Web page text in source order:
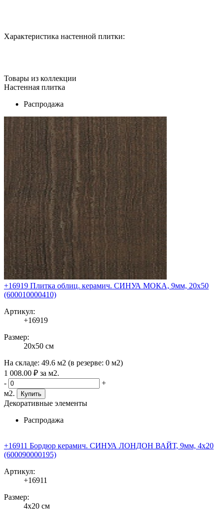
Характеристика настенной плитки:
Товары из коллекции
Настенная плитка
Распродажа
+16919 Плитка облиц. керамич. СИНУА МОКА, 9мм, 20x50
(600010000410)
Артикул:
+16919
Размер:
20x50 см
На складе: 49.6 м2 (в резерве: 0 м2)
1 008.00 ₽ за м2.
-
+
м2.
Купить
Декоративные элементы
Распродажа
+16911 Бордюр керамич. СИНУА ЛОНДОН ВАЙТ, 9мм, 4x20
(600090000195)
Артикул:
+16911
Размер:
4x20 см